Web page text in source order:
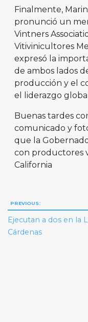
Finalmente,
pronunció un
Vintners
Vitivinicultores
expresó la
de ambos lados
producción y el
el liderazgo
Buenas tardes
comunicado y
que la
con productores
California
Navegación
de
entradas
PREVIOUS:
Ejecutan a dos en la
Cárdenas